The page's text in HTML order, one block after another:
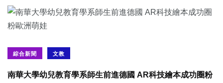
綜合新聞 文教
南華大學幼兒教育學系師生前進德國 AR科技繪本成功圈粉